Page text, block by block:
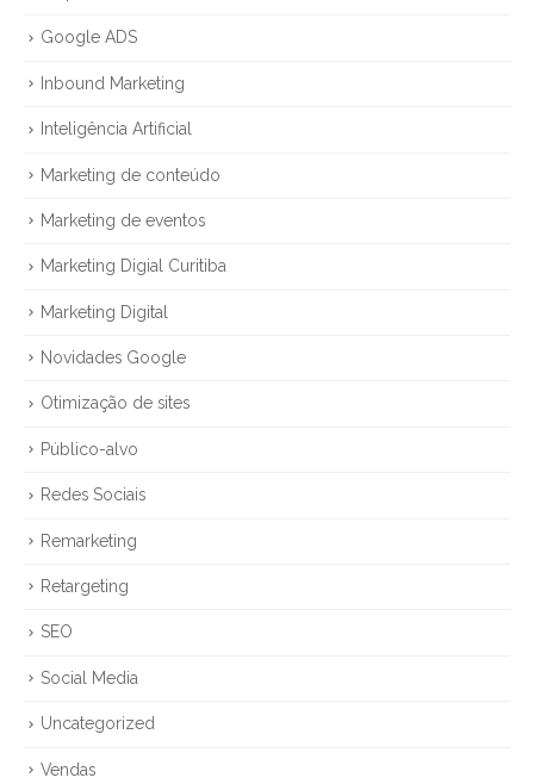
Google ADS
Inbound Marketing
Inteligência Artificial
Marketing de conteúdo
Marketing de eventos
Marketing Digial Curitiba
Marketing Digital
Novidades Google
Otimização de sites
Público-alvo
Redes Sociais
Remarketing
Retargeting
SEO
Social Media
Uncategorized
Vendas